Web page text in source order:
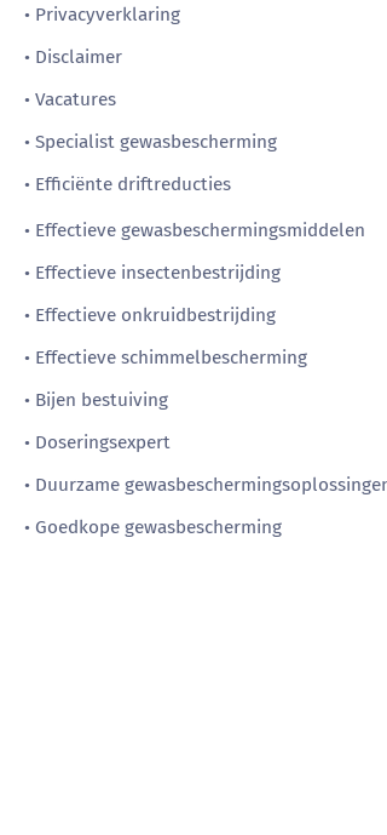
• Privacyverklaring
• Disclaimer
• Vacatures
• Specialist gewasbescherming
• Efficiënte driftreducties
• Effectieve gewasbeschermingsmiddelen
• Effectieve insectenbestrijding
• Effectieve onkruidbestrijding
• Effectieve schimmelbescherming
• Bijen bestuiving
• Doseringsexpert
• Duurzame gewasbeschermingsoplossingen
• Goedkope gewasbescherming